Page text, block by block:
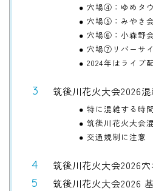
穴場④：ゆめタ
穴場⑤：みやき
穴場⑥：小森野
穴場⑦リバーサ
2024年はライブ
筑後川花火大会2026
特に混雑する時
筑後川花火大会
交通規制に注意
筑後川花火大会2026
筑後川花火大会2026